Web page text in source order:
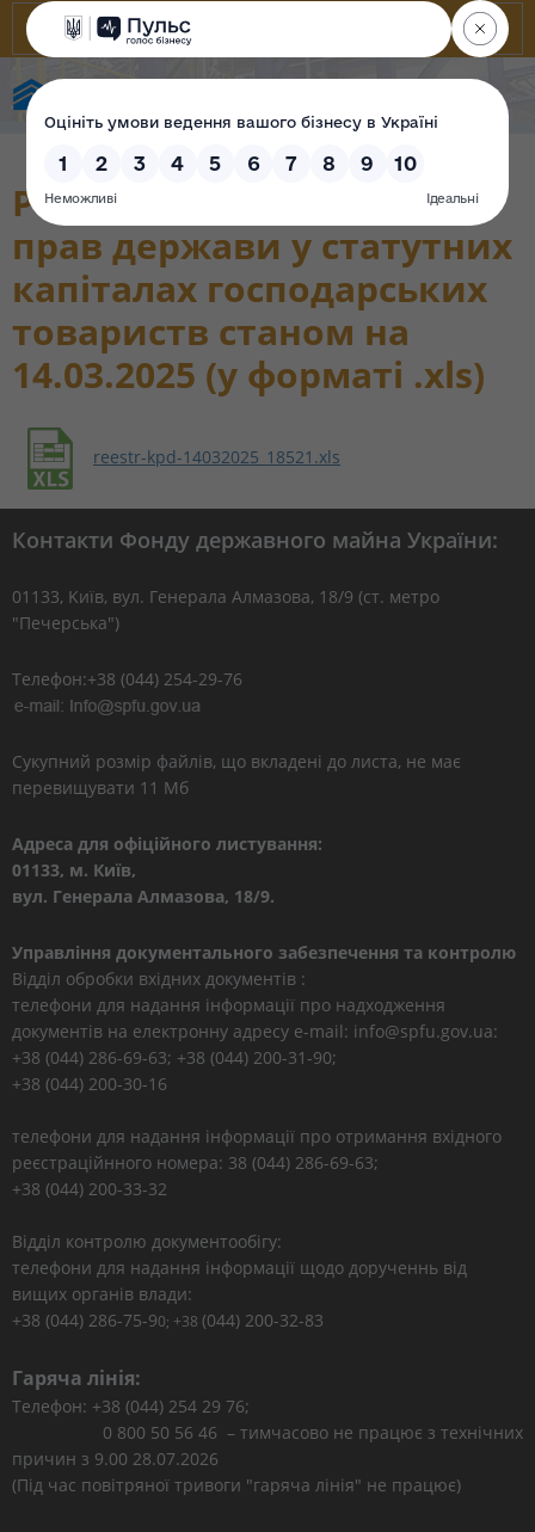
Реєстр корпоративних
прав держави у статутних
капіталах господарських
товариств станом на
14.03.2025 (у форматі .xls)
reestr-kpd-14032025_18521.xls
Контакти Фонду державного майна України:
01133, Kиїв, вул. Генерала Алмазова, 18/9 (ст. метро
"Печерська")
Телефон:+38 (044) 254-29-76
Сукупний розмір файлів, що вкладені до листа, не має
перевищувати 11 Мб
Адреса для офіційного листування:
01133, м. Київ,
вул. Генерала Алмазова, 18/9.
Управління документального забезпечення та контролю
Відділ обробки вхідних документів :
телефони для надання інформації про надходження
документів на електронну адресу e-mail: info@spfu.gov.ua:
+38 (044) 286-69-63; +38 (044) 200-31-90;
+38 (044) 200-30-16
телефони для надання інформації про отримання вхідного
реєстраційнного номера: 38 (044) 286-69-63;
+38 (044) 200-33-32
Відділ контролю документообігу:
телефони для надання інформації щодо дорученнь від
вищих органів влади:
+38 (044) 286-75-90; +38 (044) 200-32-83
Гаряча лінія:
Телефон: +38 (044) 254 29 76;
0 800 50 56 46 – тимчасово не працює з технічних
причин з 9.00 28.07.2026
(Під час повітряної тривоги "гаряча лінія" не працює)